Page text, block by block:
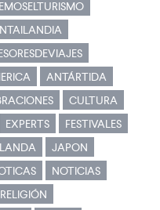
ANTÁRTIDA
CULTURA
EXPERTS
FESTIVALES
JAPON
NOTICIAS
RELIGIÓN